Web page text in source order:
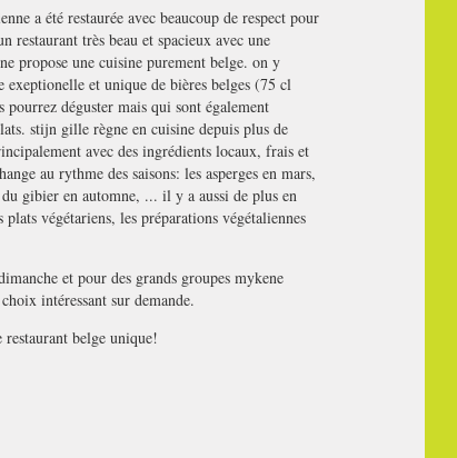
a été restaurée avec beaucoup de respect pour
restaurant très beau et spacieux avec une
propose une cuisine purement belge. on y
exeptionelle et unique de bières belges (75 cl
pourrez déguster mais qui sont également
stijn gille règne en cuisine depuis plus de
avec des ingrédients locaux, frais et
au rythme des saisons: les asperges en mars,
gibier en automne, ... il y a aussi de plus en
végétariens, les préparations végétaliennes
et pour des grands groupes mykene
intéressant sur demande.
restaurant belge unique!